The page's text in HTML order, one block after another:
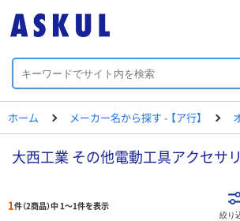
ホーム メーカー名から探す - 【ア行】
大西工業 その他電動工具アクセサ
1件（2商品）中 1～1件を表示
絞り